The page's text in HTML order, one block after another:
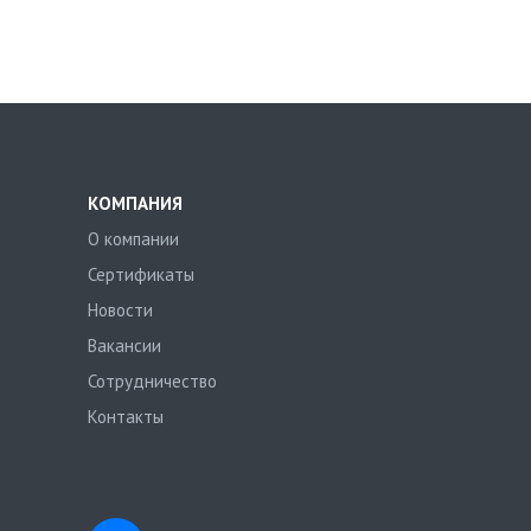
КОМПАНИЯ
О компании
Сертификаты
Новости
Вакансии
Сотрудничество
Контакты